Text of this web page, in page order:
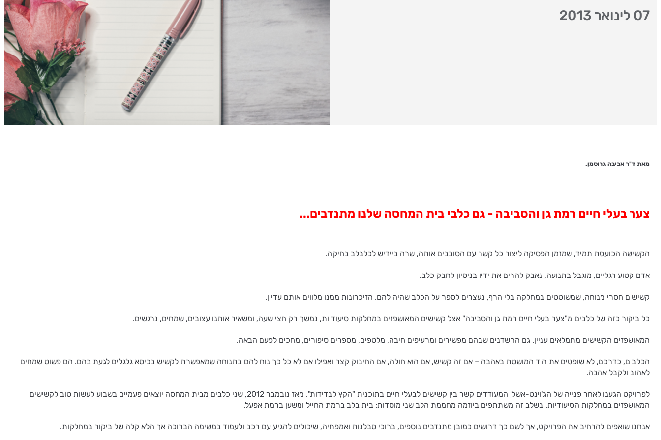
07 לינואר 2013
מאת ד"ר אביבה גרוסמן.
צער בעלי חיים רמת גן והסביבה - גם כלבי בית המחסה שלנו מתנדבים...
הקשישה הכועסת תמיד, שמזמן הפסיקה ליצור כל קשר עם הסובבים אותה, שרה ביידיש לכלבלב בחיקה.
אדם קטוע רגליים, מוגבל בתנועה, נאבק להרים את ידיו בניסיון לחבק כלב.
קשישים חסרי מנוחה, שמשוטטים במחלקה בלי הרף, נעצרים לספר על הכלב שהיה להם. הזיכרונות ממנו מלווים אותם עדיין.
כל ביקור כזה של כלבים מ"צער בעלי חיים רמת גן והסביבה" אצל קשישים המאושפזים במחלקות סיעודיות, נמשך רק חצי שעה, ומשאיר אותנו עצובים, שמחים, נרגשים.
המאושפזים הקשישים מתמלאים עניין. גם החשדנים שבהם מפשירים ומרעיפים חיבה, מלטפים, מספרים סיפורים, מחכים לפעם הבאה.
הכלבים, כדרכם, לא שופטים את היד המושטת באהבה – אם זה קשיש, אם הוא חולה, אם החיבוק קצר ואפילו אם לא כל כך נוח להם בתנוחה שמאפשרת לקשיש בכיסא גלגלים לגעת בהם. הם פשוט שמחים
לאהוב ולקבל אהבה.
לפרויקט הגענו לאחר פנייה של הג'וינט-אשל, המעודדים קשר בין קשישים לבעלי חיים בתוכנית "הקץ לבדידות". מאז נובמבר 2012, שני כלבים מבית המחסה יוצאים פעמיים בשבוע לעשות טוב לקשישים
המאושפזים במחלקות הסיעודיות. בשלב זה משתתפים ביוזמה מחממת הלב שני מוסדות: בית בלב ברמת החייל ומשען ברמת אפעל.
אנחנו שואפים להרחיב את הפרויקט, אך לשם כך דרושים כמובן מתנדבים נוספים, ברוכי סבלנות ואמפתיה, שיכולים להגיע עם רכב ולעמוד במשימה הברוכה אך הלא קלה של ביקור במחלקות.